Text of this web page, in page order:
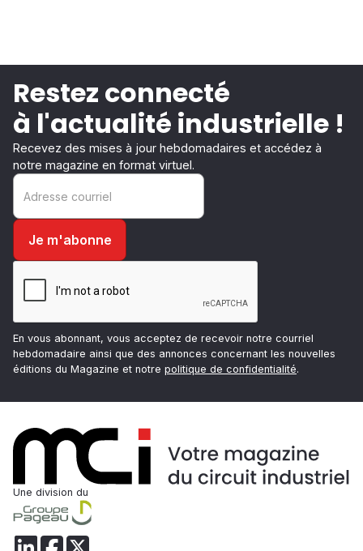
Restez connecté
à l'actualité industrielle !
Recevez des mises à jour hebdomadaires et accédez à
notre magazine en format virtuel.
En vous abonnant, vous acceptez de recevoir notre courriel
hebdomadaire ainsi que des annonces concernant les nouvelles
éditions du Magazine et notre politique de confidentialité.
Une division du